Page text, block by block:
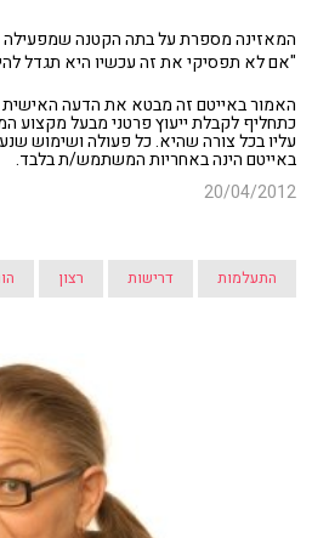
המאזינה מספרת על בתה הקטנה שמפעילה
"אם לא תפסיקי את זה עכשיו היא תגדל
האמור באייטם זה מבטא את הדעה
כתחליף לקבלת ייעוץ פרטני מבעל מקצוע
עליו בכל צורה שהיא. כל פעולה ושימוש
באייטם הינה באחריות המשתמש/ת בלבד.
20/04/2012
התעלמות דרישות רצון